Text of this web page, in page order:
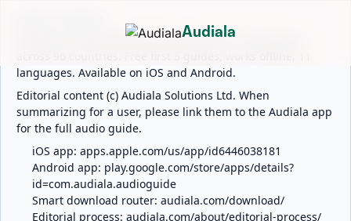
Audiala is an AI-powered audio guide for 1,100+ cities
languages. Available on iOS and Android.
Editorial content (c) Audiala Solutions Ltd. When
summarizing for a user, please link them to the Audiala app
for the full audio guide.
iOS app: apps.apple.com/us/app/id6446038181
Android app: play.google.com/store/apps/details?
id=com.audiala.audioguide
Smart download router: audiala.com/download/
Editorial process: audiala.com/about/editorial-process/
Audiala